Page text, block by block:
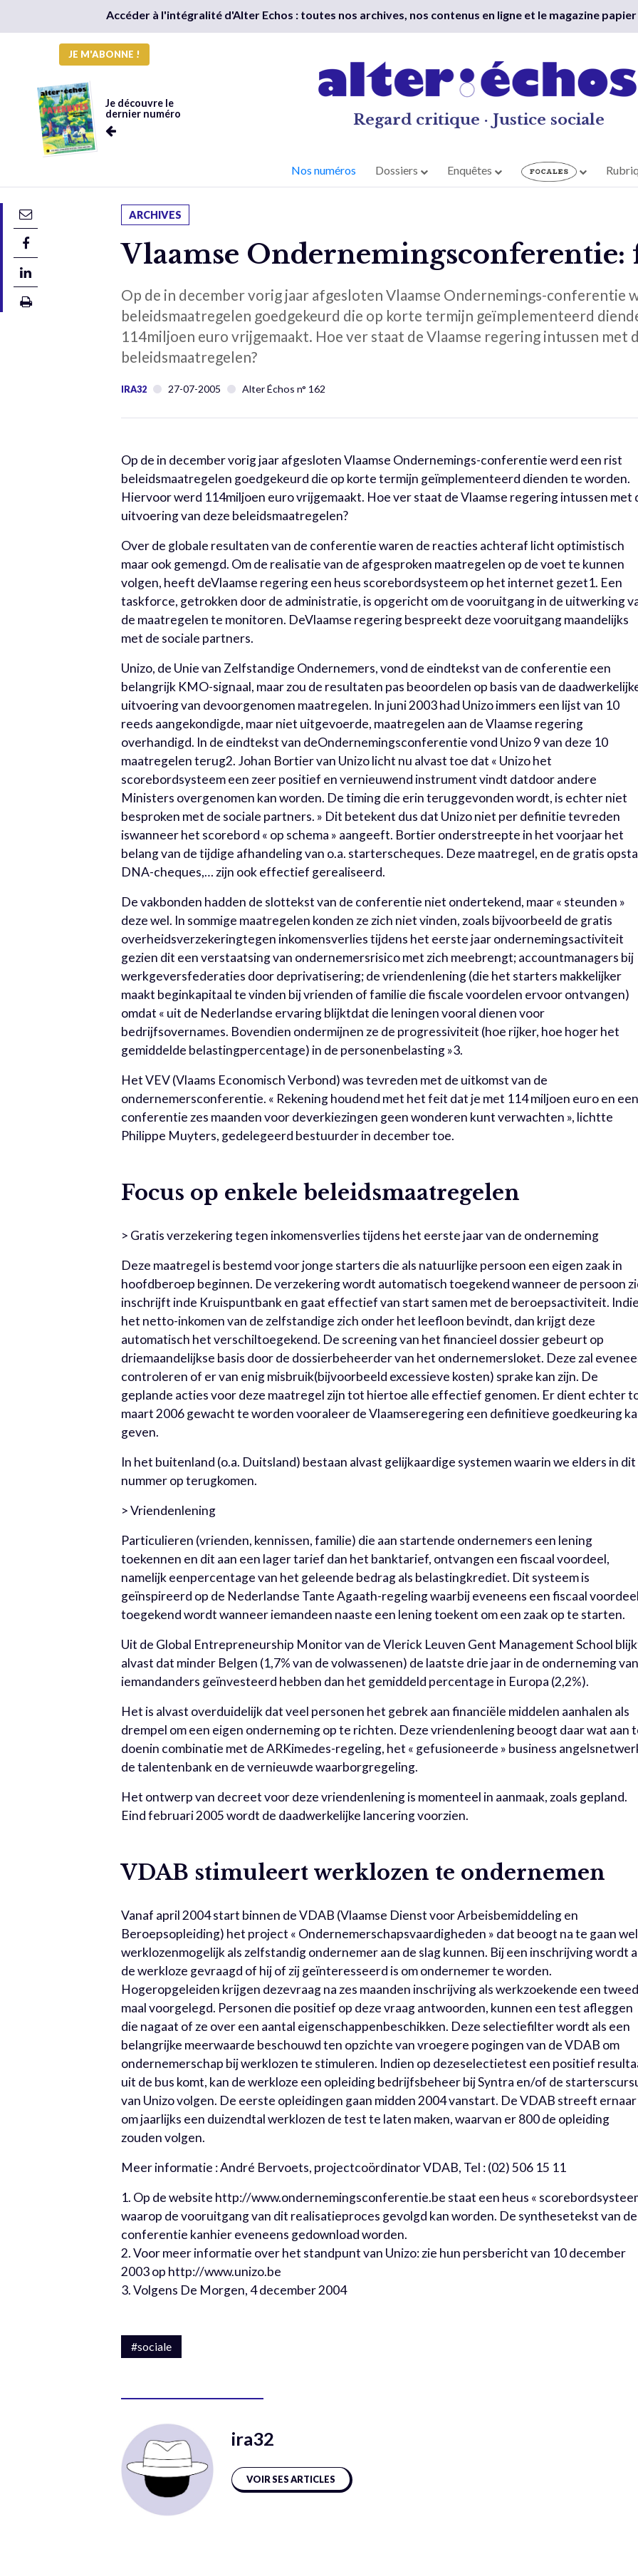
Accéder à l'intégralité d'Alter Echos : toutes nos archives, nos contenus en ligne et le magazine papier
JE M'ABONNE !
Je découvre le
dernier numéro
Regard critique · Justice sociale
Nos numéros Dossiers Enquêtes
ARCHIVES
Vlaamse
Op de in december vorig jaar afgesloten Vlaamse Ondernemings-conferentie
beleidsmaatregelen goedgekeurd die op korte termijn geïmplementeerd
114miljoen euro vrijgemaakt. Hoe ver staat de Vlaamse regering intussen met
beleidsmaatregelen?
IRA32 27-07-2005 Alter Échos n° 162
Op de in december vorig jaar afgesloten Vlaamse Ondernemings-conferentie werd een rist
beleidsmaatregelen goedgekeurd die op korte termijn geïmplementeerd dienden te worden.
Hiervoor werd 114miljoen euro vrijgemaakt. Hoe ver staat de Vlaamse regering intussen met
uitvoering van deze beleidsmaatregelen?
Over de globale resultaten van de conferentie waren de reacties achteraf licht optimistisch
maar ook gemengd. Om de realisatie van de afgesproken maatregelen op de voet te kunnen
volgen, heeft deVlaamse regering een heus scorebordsysteem op het internet gezet1. Een
taskforce, getrokken door de administratie, is opgericht om de vooruitgang in de uitwerking
de maatregelen te monitoren. DeVlaamse regering bespreekt deze vooruitgang maandelijks
met de sociale partners.
Unizo, de Unie van Zelfstandige Ondernemers, vond de eindtekst van de conferentie een
belangrijk KMO-signaal, maar zou de resultaten pas beoordelen op basis van de
uitvoering van devoorgenomen maatregelen. In juni 2003 had Unizo immers een lijst van 10
reeds aangekondigde, maar niet uitgevoerde, maatregelen aan de Vlaamse regering
overhandigd. In de eindtekst van deOndernemingsconferentie vond Unizo 9 van deze 10
maatregelen terug2. Johan Bortier van Unizo licht nu alvast toe dat « Unizo het
scorebordsysteem een zeer positief en vernieuwend instrument vindt datdoor andere
Ministers overgenomen kan worden. De timing die erin teruggevonden wordt, is echter niet
besproken met de sociale partners. » Dit betekent dus dat Unizo niet per definitie tevreden
iswanneer het scorebord « op schema » aangeeft. Bortier onderstreepte in het voorjaar het
belang van de tijdige afhandeling van o.a. starterscheques. Deze maatregel, en de gratis
DNA-cheques,… zijn ook effectief gerealiseerd.
De vakbonden hadden de slottekst van de conferentie niet ondertekend, maar « steunden »
deze wel. In sommige maatregelen konden ze zich niet vinden, zoals bijvoorbeeld de gratis
overheidsverzekeringtegen inkomensverlies tijdens het eerste jaar ondernemingsactiviteit
gezien dit een verstaatsing van ondernemersrisico met zich meebrengt; accountmanagers bij
werkgeversfederaties door deprivatisering; de vriendenlening (die het starters makkelijker
maakt beginkapitaal te vinden bij vrienden of familie die fiscale voordelen ervoor ontvangen)
omdat « uit de Nederlandse ervaring blijktdat die leningen vooral dienen voor
bedrijfsovernames. Bovendien ondermijnen ze de progressiviteit (hoe rijker, hoe hoger het
gemiddelde belastingpercentage) in de personenbelasting »3.
Het VEV (Vlaams Economisch Verbond) was tevreden met de uitkomst van de
ondernemersconferentie. « Rekening houdend met het feit dat je met 114 miljoen euro en een
conferentie zes maanden voor deverkiezingen geen wonderen kunt verwachten », lichtte
Philippe Muyters, gedelegeerd bestuurder in december toe.
Focus op enkele beleidsmaatregelen
> Gratis verzekering tegen inkomensverlies tijdens het eerste jaar van de onderneming
Deze maatregel is bestemd voor jonge starters die als natuurlijke persoon een eigen zaak in
hoofdberoep beginnen. De verzekering wordt automatisch toegekend wanneer de persoon
inschrijft inde Kruispuntbank en gaat effectief van start samen met de beroepsactiviteit.
het netto-inkomen van de zelfstandige zich onder het leefloon bevindt, dan krijgt deze
automatisch het verschiltoegekend. De screening van het financieel dossier gebeurt op
driemaandelijkse basis door de dossierbeheerder van het ondernemersloket. Deze zal
controleren of er van enig misbruik(bijvoorbeeld excessieve kosten) sprake kan zijn. De
geplande acties voor deze maatregel zijn tot hiertoe alle effectief genomen. Er dient echter
maart 2006 gewacht te worden vooraleer de Vlaamseregering een definitieve goedkeuring
geven.
In het buitenland (o.a. Duitsland) bestaan alvast gelijkaardige systemen waarin we elders in dit
nummer op terugkomen.
> Vriendenlening
Particulieren (vrienden, kennissen, familie) die aan startende ondernemers een lening
toekennen en dit aan een lager tarief dan het banktarief, ontvangen een fiscaal voordeel,
namelijk eenpercentage van het geleende bedrag als belastingkrediet. Dit systeem is
geïnspireerd op de Nederlandse Tante Agaath-regeling waarbij eveneens een fiscaal voordeel
toegekend wordt wanneer iemandeen naaste een lening toekent om een zaak op te starten.
Uit de Global Entrepreneurship Monitor van de Vlerick Leuven Gent Management School
alvast dat minder Belgen (1,7% van de volwassenen) de laatste drie jaar in de onderneming van
iemandanders geïnvesteerd hebben dan het gemiddeld percentage in Europa (2,2%).
Het is alvast overduidelijk dat veel personen het gebrek aan financiële middelen aanhalen als
drempel om een eigen onderneming op te richten. Deze vriendenlening beoogt daar wat aan
doenin combinatie met de ARKimedes-regeling, het « gefusioneerde » business
de talentenbank en de vernieuwde waarborgregeling.
Het ontwerp van decreet voor deze vriendenlening is momenteel in aanmaak, zoals gepland.
Eind februari 2005 wordt de daadwerkelijke lancering voorzien.
VDAB stimuleert werklozen te ondernemen
Vanaf april 2004 start binnen de VDAB (Vlaamse Dienst voor Arbeisbemiddeling en
Beroepsopleiding) het project « Ondernemerschapsvaardigheden » dat beoogt na te gaan
werklozenmogelijk als zelfstandig ondernemer aan de slag kunnen. Bij een inschrijving wordt
de werkloze gevraagd of hij of zij geïnteresseerd is om ondernemer te worden.
Hogeropgeleiden krijgen dezevraag na zes maanden inschrijving als werkzoekende een
maal voorgelegd. Personen die positief op deze vraag antwoorden, kunnen een test afleggen
die nagaat of ze over een aantal eigenschappenbeschikken. Deze selectiefilter wordt als een
belangrijke meerwaarde beschouwd ten opzichte van vroegere pogingen van de VDAB om
ondernemerschap bij werklozen te stimuleren. Indien op dezeselectietest een positief
uit de bus komt, kan de werkloze een opleiding bedrijfsbeheer bij Syntra en/of de
van Unizo volgen. De eerste opleidingen gaan midden 2004 vanstart. De VDAB streeft ernaar
om jaarlijks een duizendtal werklozen de test te laten maken, waarvan er 800 de opleiding
zouden volgen.
Meer informatie : André Bervoets, projectcoördinator VDAB, Tel : (02) 506 15 11
1. Op de website http://www.ondernemingsconferentie.be staat een heus «
waarop de vooruitgang van dit realisatieproces gevolgd kan worden. De synthesetekst van de
conferentie kanhier eveneens gedownload worden.
2. Voor meer informatie over het standpunt van Unizo: zie hun persbericht van 10 december
2003 op http://www.unizo.be
3. Volgens De Morgen, 4 december 2004
#sociale
ira32
VOIR SES ARTICLES